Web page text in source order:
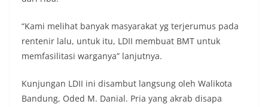
“Kami melihat banyak masyarakat yg terjerumus pada
rentenir lalu, untuk itu, LDII membuat BMT untuk
memfasilitasi warganya” lanjutnya.
Kunjungan LDII ini disambut langsung oleh Walikota
Bandung, Oded M. Danial. Pria yang akrab disapa